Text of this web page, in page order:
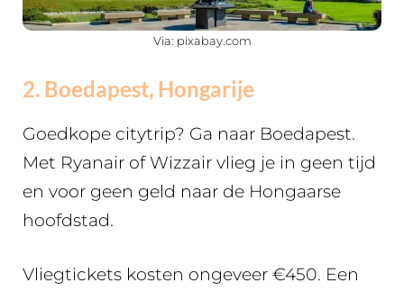
Via: pixabay.com
2. Boedapest, Hongarije
Goedkope citytrip? Ga naar Boedapest.
Met Ryanair of Wizzair vlieg je in geen tijd
en voor geen geld naar de Hongaarse
hoofdstad.
Vliegtickets kosten ongeveer €450. Een